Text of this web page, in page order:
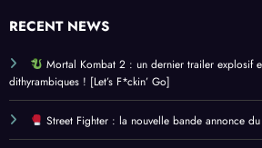
RECENT NEWS
Mortal Kombat 2 : un dernier trailer explosif
dithyrambiques ! [Let’s F*ckin’ Go]
Street Fighter : la nouvelle bande annonce